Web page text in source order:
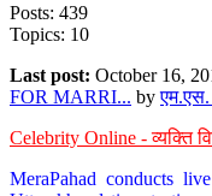
Posts: 439
Topics: 10
Last post: October 16,
FOR MARRI... by
Celebrity Online - व्यक्ति
MeraPahad conducts